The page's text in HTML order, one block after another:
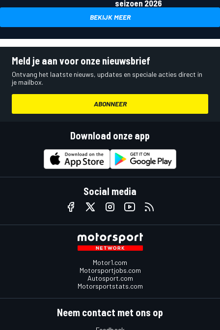
seizoen 2026
BEKIJK MEER
Meld je aan voor onze nieuwsbrief
Ontvang het laatste nieuws, updates en speciale acties direct in
je mailbox.
ABONNEER
Download onze app
Social media
Motor1.com
Motorsportjobs.com
Autosport.com
Motorsportstats.com
Neem contact met ons op